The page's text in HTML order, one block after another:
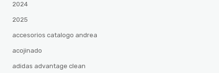
2024
2025
accesorios catalogo andrea
acojinado
adidas advantage clean